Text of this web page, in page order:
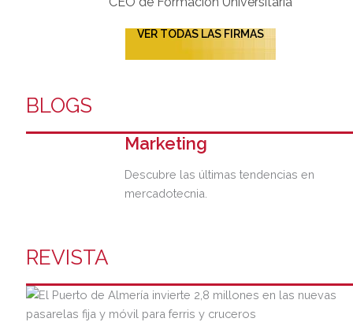
VER TODAS LAS FIRMAS
BLOGS
Marketing
Descubre las últimas tendencias en
mercadotecnia.
REVISTA